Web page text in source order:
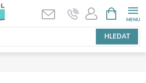
HLEDAT
NÁKUPNÍ
KOŠÍK